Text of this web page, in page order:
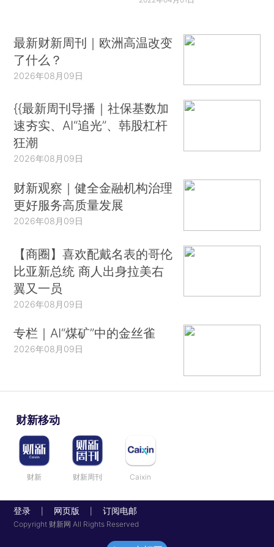
最新财新周刊｜欧洲高温改变
了什么？
2026年08月09日
{{最新周刊导播｜社保基数加
速夯实、AI“追光”、韩股杠杆
狂潮
2026年08月09日
财新观察｜健全金融机构治理
更好服务高质量发展
2026年08月09日
【商圈】喜欢配戴名表的哥伦
比亚新总统 商人出身拉美右
翼又一员
2026年08月09日
专栏｜AI“煤矿”中的金丝雀
2026年08月09日
财新移动
财新 财新周刊 Caixin
登录 网页版 订阅电邮
Copyright 财新网 All Rights Reserved